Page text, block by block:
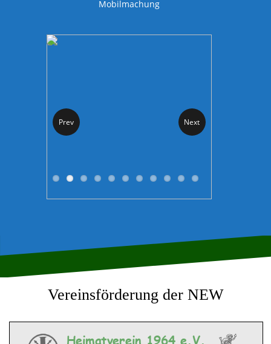
Mobilmachung
Prev Next
Vereinsförderung der NEW
Heimatverein 1964 e.V